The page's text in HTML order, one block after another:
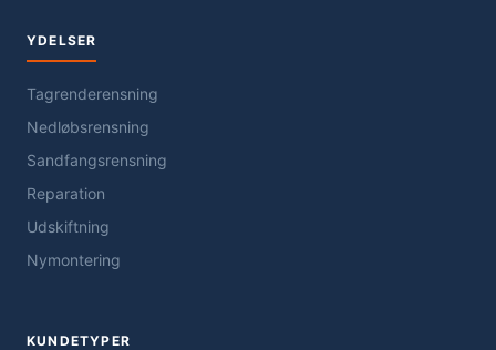
YDELSER
Tagrenderensning
Nedløbsrensning
Sandfangsrensning
Reparation
Udskiftning
Nymontering
KUNDETYPER